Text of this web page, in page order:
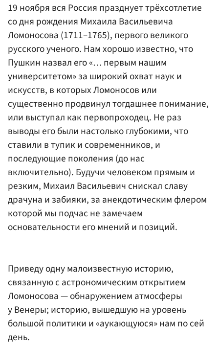
19 ноября вся Россия празднует трёхсотлетие
со дня рождения Михаила Васильевича
Ломоносова (1711–1765), первого великого
русского ученого. Нам хорошо известно, что
Пушкин назвал его «… первым нашим
университетом» за широкий охват наук и
искусств, в которых Ломоносов или
существенно продвинул тогдашнее понимание,
или выступал как первопроходец. Не раз
выводы его были настолько глубокими, что
ставили в тупик и современников, и
последующие поколения (до нас
включительно). Будучи человеком прямым и
резким, Михаил Васильевич снискал славу
драчуна и забияки, за анекдотическим флером
которой мы подчас не замечаем
основательности его мнений и позиций.
Приведу одну малоизвестную историю,
связанную с астрономическим открытием
Ломоносова — обнаружением атмосферы
у Венеры; историю, вышедшую на уровень
большой политики и «аукающуюся» нам по сей
день.